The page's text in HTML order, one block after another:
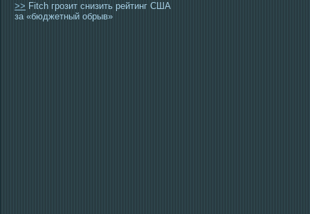
>> Fitch грозит снизить рейтинг США
за «бюджетный обрыв»